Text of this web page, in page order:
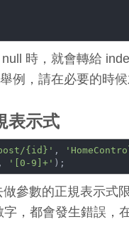
時，就會轉給
例，請在必要的時候
表示式
{id}' ,
, '[0-9]+'
參數的正規表示式
字，都會發生錯誤，